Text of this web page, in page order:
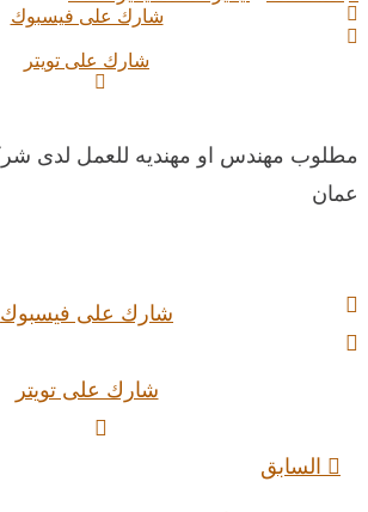
شارك على فيسبوك
شارك على تويتر
مطلوب مهندس او مهنديه للعمل لدى
عمان
شارك على فيسبوك
شارك على تويتر
تصفّح
السابق